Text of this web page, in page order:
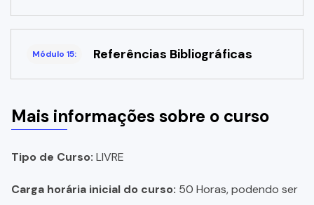
Módulo 15: Referências Bibliográficas
Mais informações sobre o curso
Tipo de Curso: LIVRE
Carga horária inicial do curso: 50 Horas, podendo ser